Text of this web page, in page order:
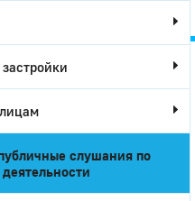
слушания по